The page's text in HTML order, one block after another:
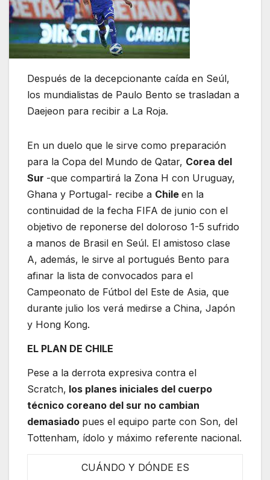
Después de la decepcionante caída en Seúl,
los mundialistas de Paulo Bento se trasladan a
Daejeon para recibir a La Roja.
En un duelo que le sirve como preparación
para la Copa del Mundo de Qatar, Corea del
Sur -que compartirá la Zona H con Uruguay,
Ghana y Portugal- recibe a Chile en la
continuidad de la fecha FIFA de junio con el
objetivo de reponerse del doloroso 1-5 sufrido
a manos de Brasil en Seúl. El amistoso clase
A, además, le sirve al portugués Bento para
afinar la lista de convocados para el
Campeonato de Fútbol del Este de Asia, que
durante julio los verá medirse a China, Japón
y Hong Kong.
EL PLAN DE CHILE
Pese a la derrota expresiva contra el
Scratch, los planes iniciales del cuerpo
técnico coreano del sur no cambian
demasiado pues el equipo parte con Son, del
Tottenham, ídolo y máximo referente nacional.
CUÁNDO Y DÓNDE ES